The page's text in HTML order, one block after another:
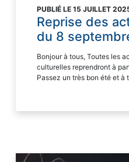
PUBLIÉ LE 15 JUILLET
Reprise des
du 8
Bonjour à tous, Toutes les
culturelles reprendront à
Passez un très bon été et à